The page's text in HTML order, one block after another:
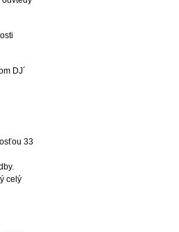
DJ´
33
celý